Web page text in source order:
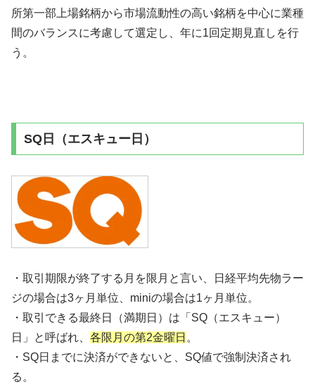
所第一部上場銘柄から市場流動性の高い銘柄を中心に業種
間のバランスに考慮して選定し、年に1回定期見直しを行
う。
SQ日（エスキュー日）
・取引期限が終了する月を限月と言い、日経平均先物ラー
ジの場合は3ヶ月単位、miniの場合は1ヶ月単位。
・取引できる最終日（満期日）は「SQ（エスキュー）
日」と呼ばれ、 各限月の第2金曜日 。
・SQ日までに決済ができないと、SQ値で強制決済され
る。